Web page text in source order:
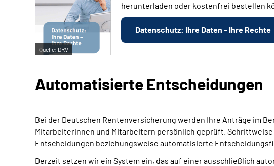
Quelle: DRV
herunterladen oder kostenfrei bestellen
Datenschutz: Ihre Daten - Ihre Rechte
Automatisierte Entscheidungen
Bei der Deutschen Rentenversicherung werden Ihre Anträge im
Mitarbeiterinnen und Mitarbeitern persönlich geprüft.
Entscheidungen beziehungsweise automatisierte
Derzeit setzen wir ein System ein, das auf einer ausschließlich